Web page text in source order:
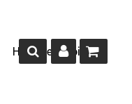
Homme Epicerie